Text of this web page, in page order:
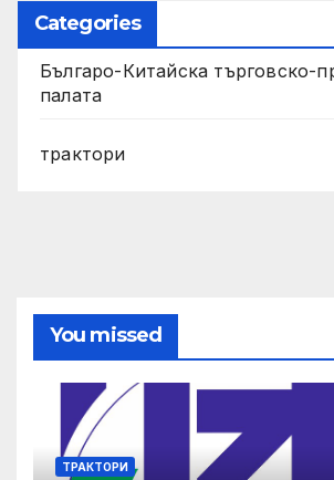
Categories
Българо-Китайска търговско-
палата
трактори
You missed
ТРАКТОРИ